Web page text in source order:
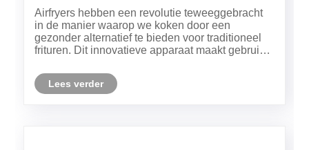
een Airfryer voor gezonder koken?
Airfryers hebben een revolutie teweeggebracht
in de manier waarop we koken door een
gezonder alternatief te bieden voor traditioneel
frituren. Dit innovatieve apparaat maakt gebruik
waardoor het een knapperige textuur krijgt
zonder de noodzaak van ove......
Lees verder